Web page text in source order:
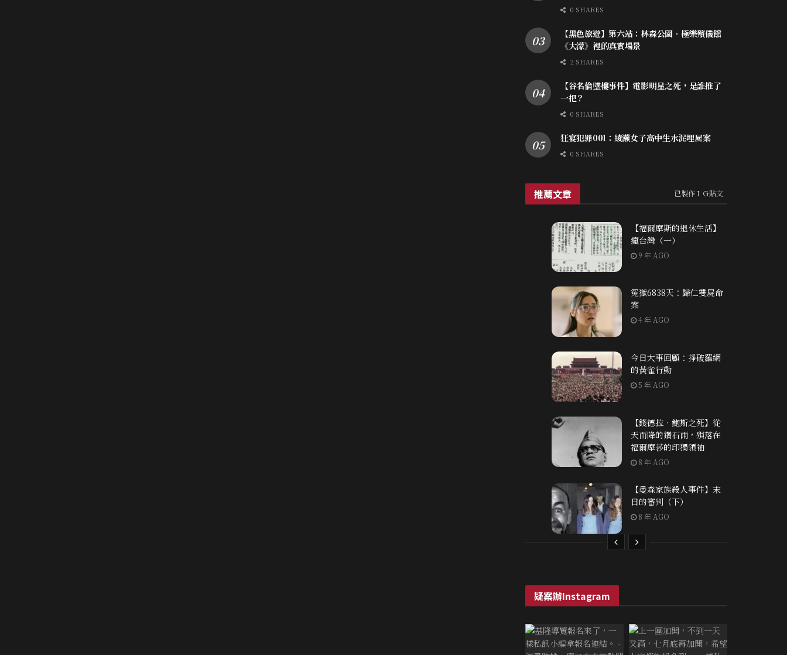
0 SHARES
【黑色旅遊】第六站：林森公園．極樂殯儀館
《大濛》裡的真實場景
2 SHARES
【谷名倫墜樓事件】電影明星之死，是誰推了
一把？
0 SHARES
狂宴犯罪001：綾瀨女子高中生水泥埋屍案
0 SHARES
推薦文章 已製作ＩＧ貼文
【福爾摩斯的退休生活】
瘋台灣（一）
9 年 AGO
冤獄6838天：歸仁雙屍命
案
4 年 AGO
今日大事回顧：掙破羅網
的黃雀行動
5 年 AGO
【錢德拉‧鮑斯之死】從
天而降的鑽石雨，殞落在
福爾摩莎的印獨領袖
8 年 AGO
【曼森家族殺人事件】末
日的審判（下）
8 年 AGO
疑案辦Instagram